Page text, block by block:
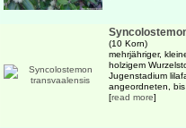
(10 Korn)
mehrjähriger,
holzigem
Jugenstadium
angeordneten,
[read more]